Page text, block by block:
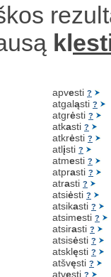
kl
apvesti ?
atgaląsti ?
atgrėsti ?
atkasti ?
atkrėsti ?
atlįsti ?
atmesti ?
atprasti ?
atrasti ?
atsiėsti ?
atsikasti ?
atsimesti ?
atsirasti ?
atsisėsti ?
atsklęsti ?
atšvęsti ?
atvesti ?